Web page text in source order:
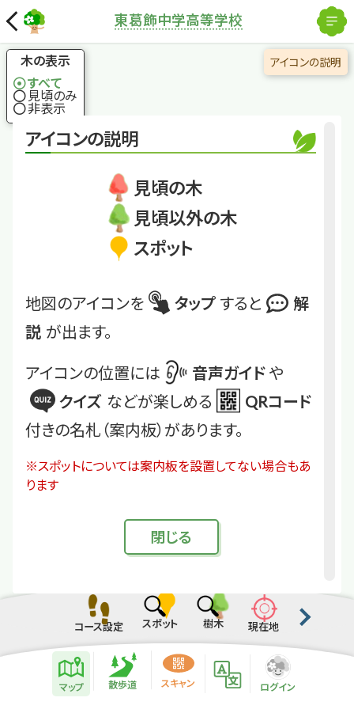
アイコンの説明
見頃の木
見頃以外の木
スポット
地図のアイコンを タップ すると
解
説 が出ます。
アイコンの位置には 音声ガイド や
クイズ などが楽しめる
QRコード
付きの名札（案内板）があります。
※スポットについては案内板を設置してない場合もあ
ります
閉じる
東葛飾中学高等学校
センダン
南方熊楠が愛した木
国土地理院
木の表示
すべて
見頃のみ
非表示
解除
アイコンの説明
コース設定 スポット 樹木 現在地
マップ 散歩道 スキャン ログイン
散歩道紹介ページ
緑地紹介情報